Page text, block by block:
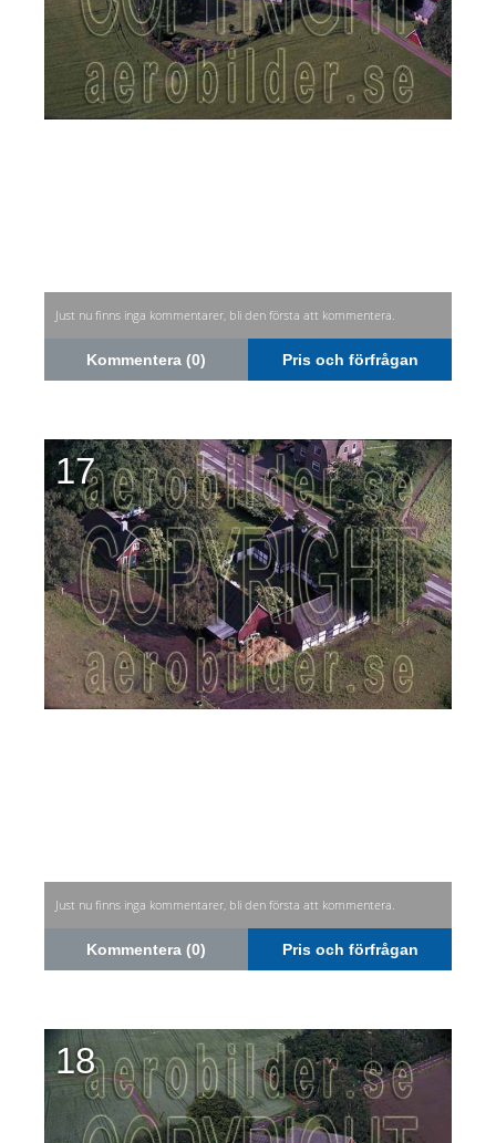
Just nu finns inga kommentarer, bli den första att kommentera.
Kommentera (0) Pris och förfrågan
17
Just nu finns inga kommentarer, bli den första att kommentera.
Kommentera (0) Pris och förfrågan
18